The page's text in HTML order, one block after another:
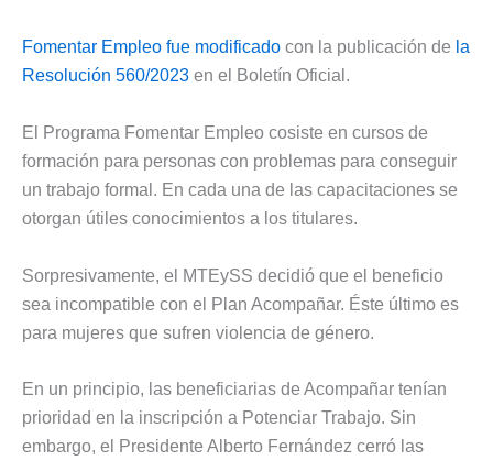
Fomentar Empleo fue modificado con la publicación de la
Resolución 560/2023 en el Boletín Oficial.
El Programa Fomentar Empleo cosiste en cursos de
formación para personas con problemas para conseguir
un trabajo formal. En cada una de las capacitaciones se
otorgan útiles conocimientos a los titulares.
Sorpresivamente, el MTEySS decidió que el beneficio
sea incompatible con el Plan Acompañar. Éste último es
para mujeres que sufren violencia de género.
En un principio, las beneficiarias de Acompañar tenían
prioridad en la inscripción a Potenciar Trabajo. Sin
embargo, el Presidente Alberto Fernández cerró las